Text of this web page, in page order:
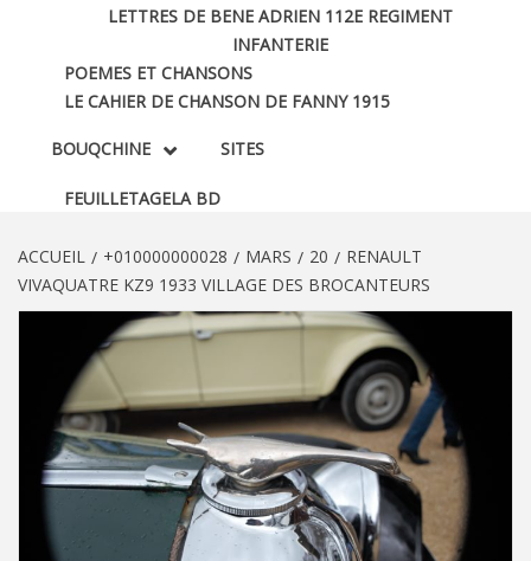
LETTRES DE BENE ADRIEN 112E REGIMENT
INFANTERIE
POEMES ET CHANSONS
LE CAHIER DE CHANSON DE FANNY 1915
BOUQCHINE
FEUILLETAGELA BD
SITES
ACCUEIL +010000000028 MARS 20
RENAULT
VIVAQUATRE KZ9 1933 VILLAGE DES BROCANTEURS